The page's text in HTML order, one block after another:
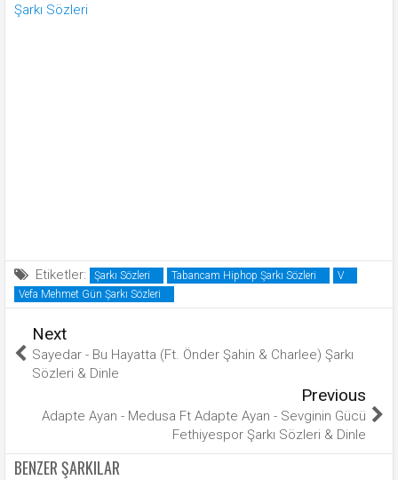
Şarkı Sözleri
Etiketler: Şarkı Sözleri Tabancam Hiphop Şarkı Sözleri
V
Vefa Mehmet Gün Şarkı Sözleri
Next
Sayedar - Bu Hayatta (Ft. Önder Şahin & Charlee) Şarkı
Sözleri & Dinle
Previous
Adapte Ayan - Medusa Ft Adapte Ayan - Sevginin Gücü
Fethiyespor Şarkı Sözleri & Dinle
BENZER ŞARKILAR